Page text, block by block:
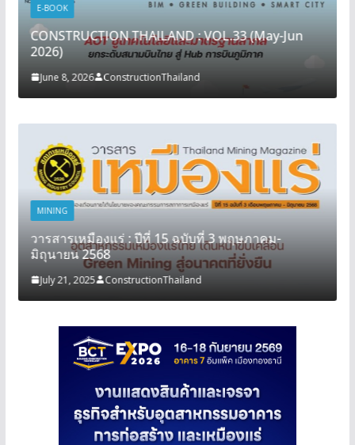
E-BOOK
CONSTRUCTION THAILAND : VOL.33 (May-Jun
2026)
June 8, 2026 ConstructionThailand
MINING
วารสารเหมืองแร่ : ปีที่ 15 ฉบับที่ 3 พฤษภาคม-
มิถุนายน 2568
July 21, 2025 ConstructionThailand